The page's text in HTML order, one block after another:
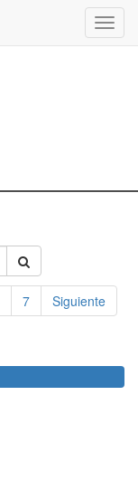
7
Siguiente